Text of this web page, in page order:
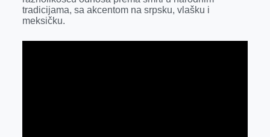
tradicijama, sa akcentom na srpsku, vlašku i
meksičku.